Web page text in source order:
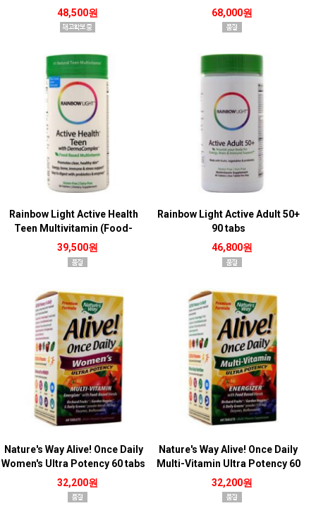
48,500원
Multivitamin 180 tabs
68,000원
Rainbow Light Active Health
Teen Multivitamin (Food-
Based) 90 tabs
39,500원
Rainbow Light Active Adult 50+
90 tabs
46,800원
Nature's Way Alive! Once Daily
Women's Ultra Potency 60 tabs
32,200원
Nature's Way Alive! Once Daily
Multi-Vitamin Ultra Potency 60
tabs
32,200원